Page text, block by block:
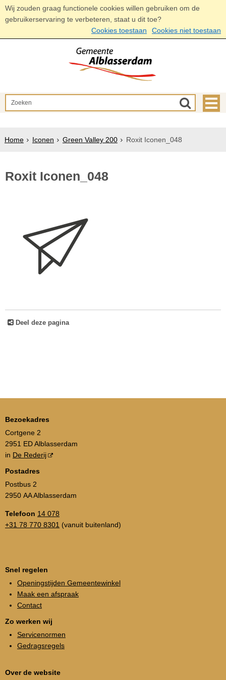
Wij zouden graag functionele cookies willen gebruiken om de
gebruikerservaring te verbeteren, staat u dit toe?
Cookies toestaan
Cookies niet toestaan
Home Iconen Green Valley 200 Roxit Iconen_048
Roxit Iconen_048
Deel deze pagina
Bezoekadres
Cortgene 2
2951 ED Alblasserdam
in De Rederij
Postadres
Postbus 2
2950 AA Alblasserdam
Telefoon 14 078
+31 78 770 8301 (vanuit buitenland)
Snel regelen
Openingstijden Gemeentewinkel
Maak een afspraak
Contact
Zo werken wij
Servicenormen
Gedragsregels
Over de website